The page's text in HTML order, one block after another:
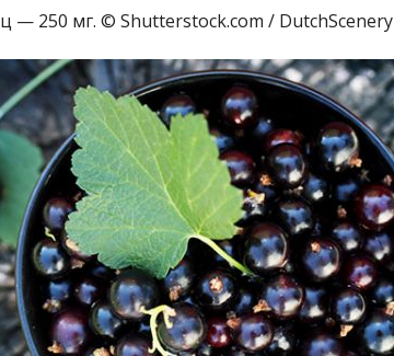
— 250 мг. © Shutterstock.com / DutchScenery